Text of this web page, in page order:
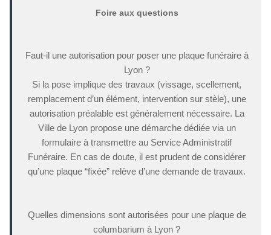
Foire aux questions
Faut-il une autorisation pour poser une plaque funéraire à
Lyon ?
Si la pose implique des travaux (vissage, scellement,
remplacement d’un élément, intervention sur stèle), une
autorisation préalable est généralement nécessaire. La
Ville de Lyon propose une démarche dédiée via un
formulaire à transmettre au Service Administratif
Funéraire. En cas de doute, il est prudent de considérer
qu’une plaque “fixée” relève d’une demande de travaux.
Quelles dimensions sont autorisées pour une plaque de
columbarium à Lyon ?